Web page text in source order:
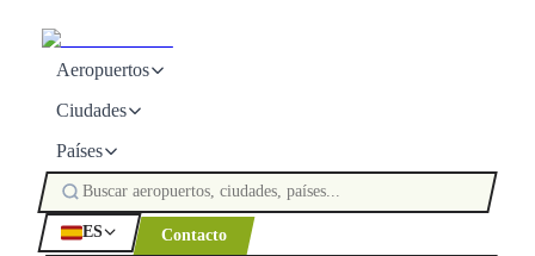
Aeropuertos
Ciudades
Países
ES Contacto